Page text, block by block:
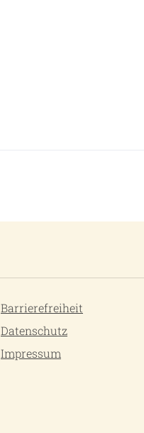
Barrierefreiheit
Datenschutz
Impressum